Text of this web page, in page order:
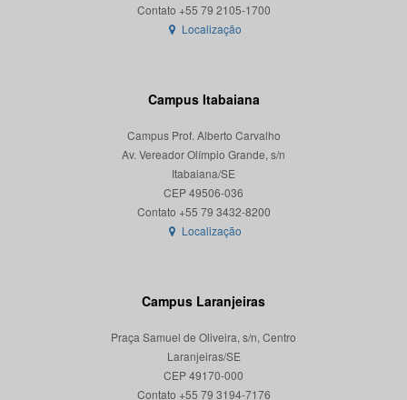
Localização
Campus Itabaiana
Campus Prof. Alberto Carvalho
Av. Vereador Olímpio Grande, s/n
Itabaiana/SE
CEP 49506-036
Localização
Campus Laranjeiras
Praça Samuel de Oliveira, s/n, Centro
Laranjeiras/SE
CEP 49170-000